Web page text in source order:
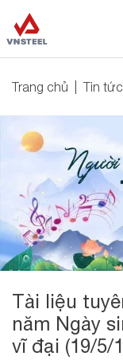
Trang chủ Tin tức
Tài liệu
năm Ngày
vĩ đại (19/5/